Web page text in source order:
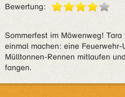
Bewertung:
Sommerfest im Möwenweg!
einmal machen: eine
Mülltonnen-Rennen mitlaufen
fangen.